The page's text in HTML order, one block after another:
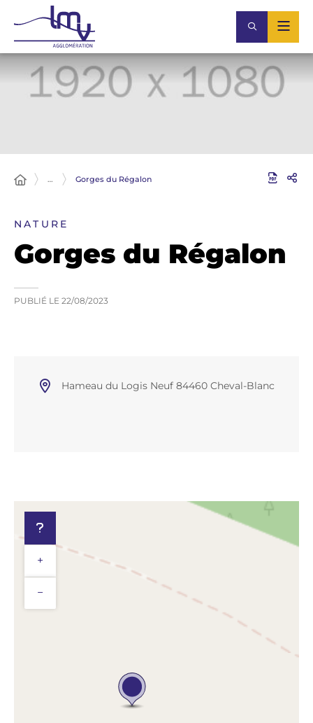
… Gorges du Régalon
NATURE
Gorges du Régalon
PUBLIÉ LE 22/08/2023
Hameau du Logis Neuf 84460 Cheval-Blanc
+
−